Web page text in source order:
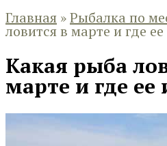
Главная »Рыбалка по
ловится в марте и где ее
Какая рыба
марте и где ее